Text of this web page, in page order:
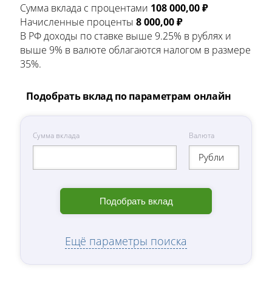
Сумма вклада с процентами 108 000,00 ₽
Начисленные проценты 8 000,00 ₽
В РФ доходы по ставке выше 9.25% в рублях и
выше 9% в валюте облагаются налогом в размере
35%.
Подобрать вклад по параметрам онлайн
Сумма вклада Валюта
Рубли
Подобрать вклад
Ещё параметры поиска